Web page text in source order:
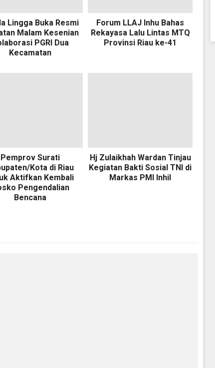
Lingga Buka Resmi
Malam Kesenian
PGRI Dua
Kecamatan
Forum LLAJ Inhu Bahas
Rekayasa Lalu Lintas MTQ
Provinsi Riau ke-41
Pemprov Surati
Kota di Riau
Aktifkan Kembali
Pengendalian
Bencana
Hj Zulaikhah Wardan Tinjau
Kegiatan Bakti Sosial TNI di
Markas PMI Inhil